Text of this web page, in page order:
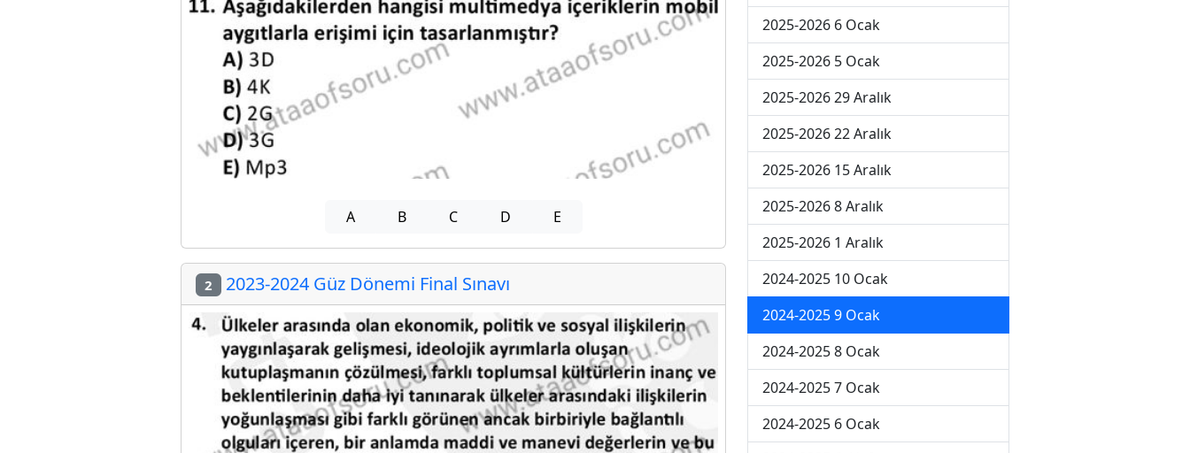
A B C D E
2 2023-2024 Güz Dönemi Final Sınavı
2025-2026 6 Ocak
2025-2026 5 Ocak
2025-2026 29 Aralık
2025-2026 22 Aralık
2025-2026 15 Aralık
2025-2026 8 Aralık
2025-2026 1 Aralık
2024-2025 10 Ocak
2024-2025 9 Ocak
2024-2025 8 Ocak
2024-2025 7 Ocak
2024-2025 6 Ocak